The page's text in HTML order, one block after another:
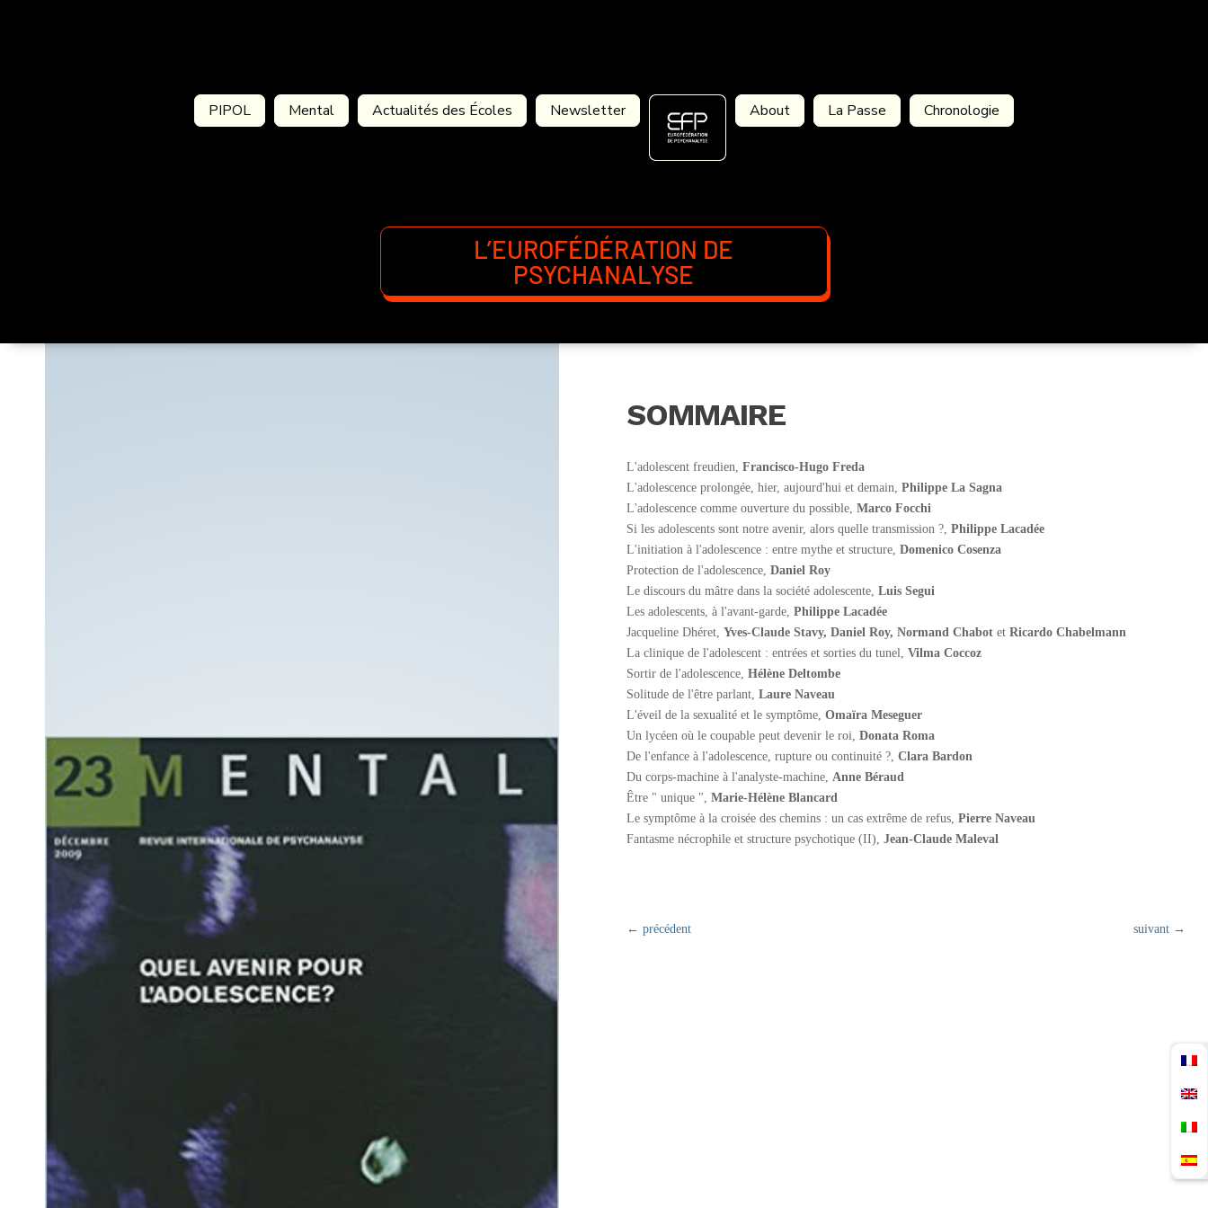
PIPOL Mental Actualités des Écoles Newsletter About La Passe Chronologie
L’EUROFÉDÉRATION DE
PSYCHANALYSE
SOMMAIRE
L'adolescent freudien, Francisco-Hugo Freda
L'adolescence prolongée, hier, aujourd'hui et demain, Philippe La Sagna
L'adolescence comme ouverture du possible, Marco Focchi
Si les adolescents sont notre avenir, alors quelle transmission ?, Philippe Lacadée
L'initiation à l'adolescence : entre mythe et structure, Domenico Cosenza
Protection de l'adolescence, Daniel Roy
Le discours du mâtre dans la société adolescente, Luis Segui
Les adolescents, à l'avant-garde, Philippe Lacadée
Jacqueline Dhéret, Yves-Claude Stavy, Daniel Roy, Normand Chabot et Ricardo Chabelmann
La clinique de l'adolescent : entrées et sorties du tunel, Vilma Coccoz
Sortir de l'adolescence, Hélène Deltombe
Solitude de l'être parlant, Laure Naveau
L'éveil de la sexualité et le symptôme, Omaïra Meseguer
Un lycéen où le coupable peut devenir le roi, Donata Roma
De l'enfance à l'adolescence, rupture ou continuité ?, Clara Bardon
Du corps-machine à l'analyste-machine, Anne Béraud
Être " unique ", Marie-Hélène Blancard
Le symptôme à la croisée des chemins : un cas extrême de refus, Pierre Naveau
Fantasme nécrophile et structure psychotique (II), Jean-Claude Maleval
← précédent suivant →